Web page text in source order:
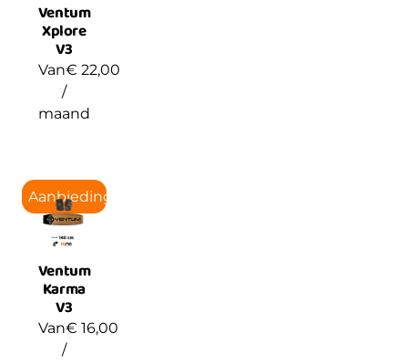
Ventum
Xplore
V3
Van€ 22,00
/
maand
Aanbieding!
Ventum
Karma
V3
Van€ 16,00
/